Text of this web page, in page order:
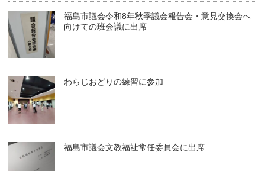
福島市議会令和8年秋季議会報告会・意見交換会へ
向けての班会議に出席
わらじおどりの練習に参加
福島市議会文教福祉常任委員会に出席